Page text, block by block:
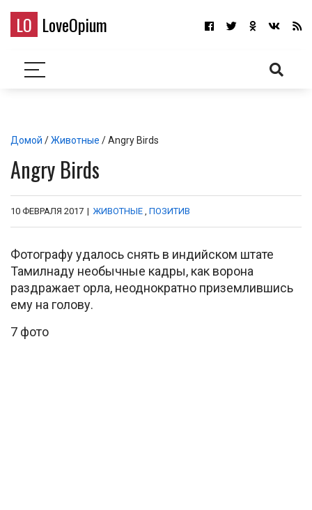
LO LoveOpium
Домой /Животные / Angry Birds
Angry Birds
10 ФЕВРАЛЯ 2017 | ЖИВОТНЫЕ , ПОЗИТИВ
Фотографу удалось снять в индийском штате
Тамилнаду необычные кадры, как ворона
раздражает орла, неоднократно приземлившись
ему на голову.
7 фото